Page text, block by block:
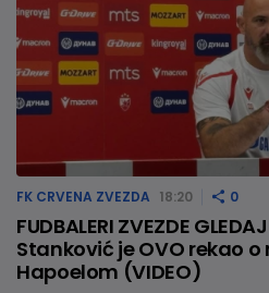
FK CRVENA ZVEZDA 18:20 0
FUDBALERI ZVEZDE
Stanković je OVO rekao
Hapoelom (VIDEO)